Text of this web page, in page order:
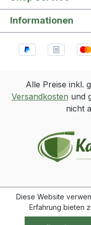
Informationen
Alle Preise inkl.
Versandkosten und
nicht
Diese Website
Erfahrung bieten